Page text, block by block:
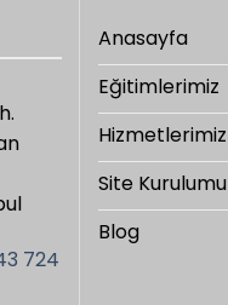
724
Anasayfa
Eğitimlerimiz
Hizmetlerimiz
Site Kurulumu
Blog